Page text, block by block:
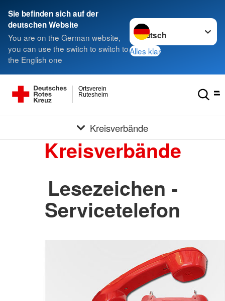
Sie befinden sich auf der
deutschen Website
You are on the German website,
you can use the switch to switch to
the English one
Sprache wechseln zu
Alles klar
Rutesheim
Ortsverein
Kreisverbände
Kreisverbände
Lesezeichen -
Servicetelefon